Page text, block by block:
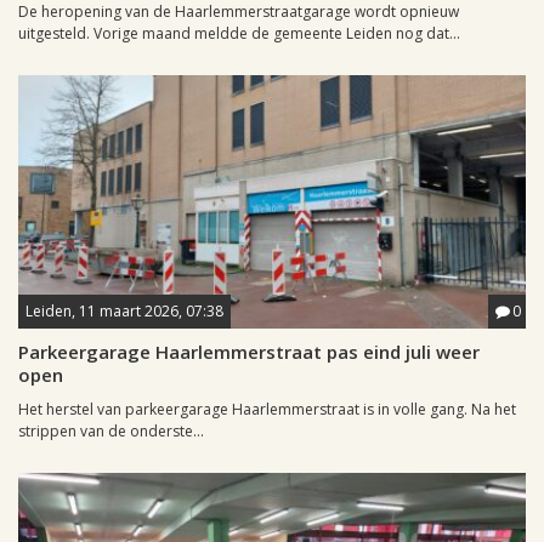
De heropening van de Haarlemmerstraatgarage wordt opnieuw
uitgesteld. Vorige maand meldde de gemeente Leiden nog dat...
Leiden, 11 maart 2026, 07:38 0
Parkeergarage Haarlemmerstraat pas eind juli weer
open
Het herstel van parkeergarage Haarlemmerstraat is in volle gang. Na het
strippen van de onderste...